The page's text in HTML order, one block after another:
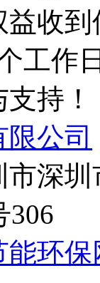
收
工作
持！
公司
深
306
能环保